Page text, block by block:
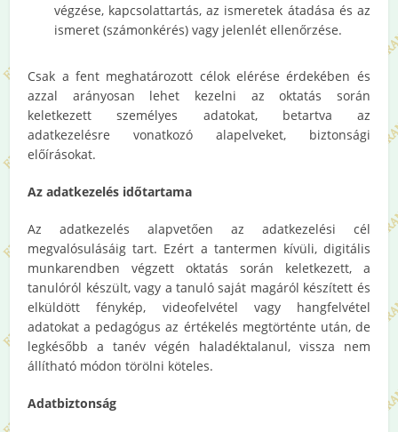
végzése, kapcsolattartás, az ismeretek átadása és az
ismeret (számonkérés) vagy jelenlét ellenőrzése.
Csak a fent meghatározott célok elérése érdekében és
azzal arányosan lehet kezelni az oktatás során
keletkezett személyes adatokat, betartva az
adatkezelésre vonatkozó alapelveket, biztonsági
előírásokat.
Az adatkezelés időtartama
Az adatkezelés alapvetően az adatkezelési cél
megvalósulásáig tart. Ezért a tantermen kívüli, digitális
munkarendben végzett oktatás során keletkezett, a
tanulóról készült, vagy a tanuló saját magáról készített és
elküldött fénykép, videofelvétel vagy hangfelvétel
adatokat a pedagógus az értékelés megtörténte után, de
legkésőbb a tanév végén haladéktalanul, vissza nem
állítható módon törölni köteles.
Adatbiztonság